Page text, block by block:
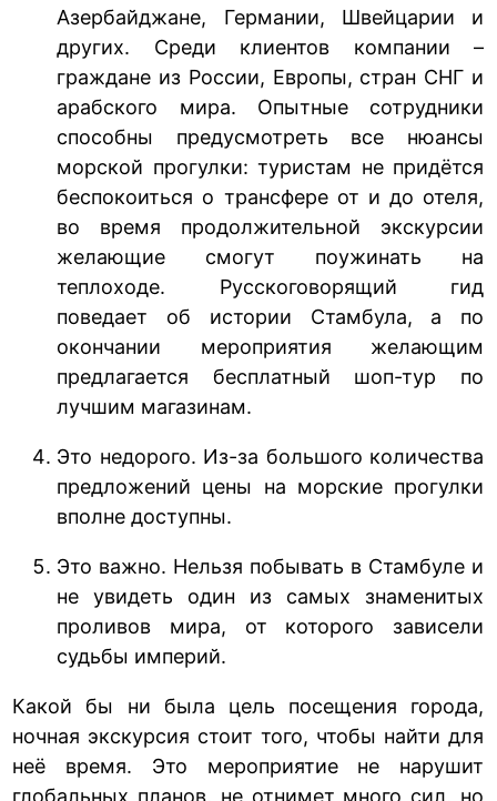
Азербайджане, Германии, Швейцарии и
других. Среди клиентов компании –
граждане из России, Европы, стран СНГ и
арабского мира. Опытные сотрудники
способны предусмотреть все нюансы
морской прогулки: туристам не придётся
беспокоиться о трансфере от и до отеля,
во время продолжительной экскурсии
желающие смогут поужинать на
теплоходе. Русскоговорящий гид
поведает об истории Стамбула, а по
окончании мероприятия желающим
предлагается бесплатный шоп-тур по
лучшим магазинам.
Это недорого. Из-за большого количества
предложений цены на морские прогулки
вполне доступны.
Это важно. Нельзя побывать в Стамбуле и
не увидеть один из самых знаменитых
проливов мира, от которого зависели
судьбы империй.
Какой бы ни была цель посещения города,
ночная экскурсия стоит того, чтобы найти для
неё время. Это мероприятие не нарушит
глобальных планов, не отнимет много сил, но